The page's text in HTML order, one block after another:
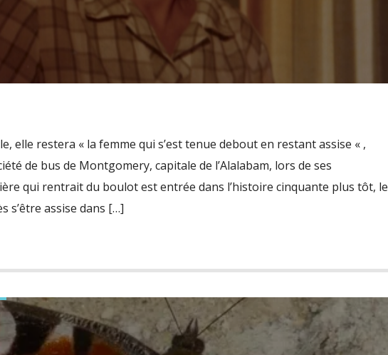
elle restera « la femme qui s’est tenue debout en restant assise « ,
de bus de Montgomery, capitale de l’Alalabam, lors de ses
qui rentrait du boulot est entrée dans l’histoire cinquante plus tôt, le
s’être assise dans […]